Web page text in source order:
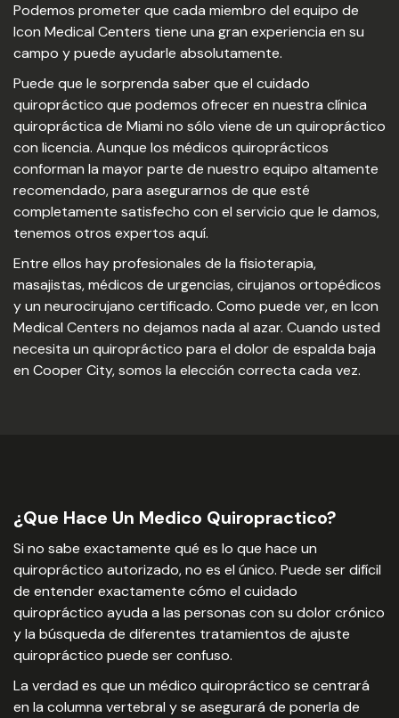
Podemos prometer que cada miembro del equipo de
Icon Medical Centers tiene una gran experiencia en su
campo y puede ayudarle absolutamente.
Puede que le sorprenda saber que el cuidado
quiropráctico que podemos ofrecer en nuestra clínica
quiropráctica de Miami no sólo viene de un quiropráctico
con licencia. Aunque los médicos quiroprácticos
conforman la mayor parte de nuestro equipo altamente
recomendado, para asegurarnos de que esté
completamente satisfecho con el servicio que le damos,
tenemos otros expertos aquí.
Entre ellos hay profesionales de la fisioterapia,
masajistas, médicos de urgencias, cirujanos ortopédicos
y un neurocirujano certificado. Como puede ver, en Icon
Medical Centers no dejamos nada al azar. Cuando usted
necesita un quiropráctico para el dolor de espalda baja
en Cooper City, somos la elección correcta cada vez.
¿Que Hace Un Medico Quiropractico?
Si no sabe exactamente qué es lo que hace un
quiropráctico autorizado, no es el único. Puede ser difícil
de entender exactamente cómo el cuidado
quiropráctico ayuda a las personas con su dolor crónico
y la búsqueda de diferentes tratamientos de ajuste
quiropráctico puede ser confuso.
La verdad es que un médico quiropráctico se centrará
en la columna vertebral y se asegurará de ponerla de